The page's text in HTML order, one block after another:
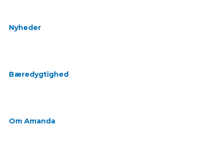
Nyheder
Bæredygtighed
Om Amanda